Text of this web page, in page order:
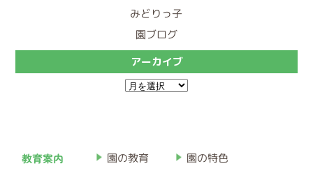
みどりっ子
園ブログ
アーカイブ
イ
教育案内 園の教育 園の特色